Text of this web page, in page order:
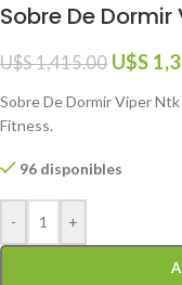
Sobre De
U$S1,415.00 U$S
Sobre De Dormir Viper
Fitness.
96 disponibles
- +